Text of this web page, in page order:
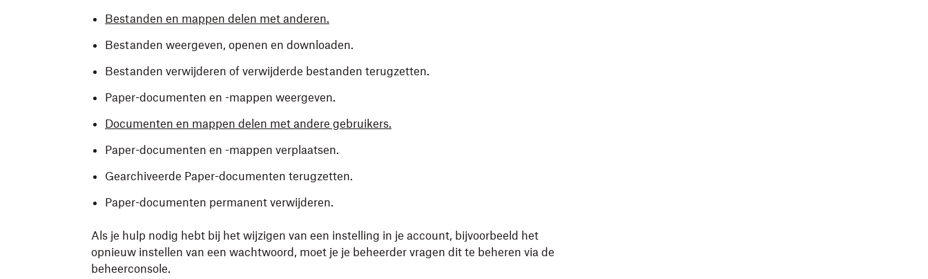
Bestanden en mappen delen met anderen.
Bestanden weergeven, openen en downloaden.
Bestanden verwijderen of verwijderde bestanden terugzetten.
Paper-documenten en -mappen weergeven.
Documenten en mappen delen met andere gebruikers.
Paper-documenten en -mappen verplaatsen.
Gearchiveerde Paper-documenten terugzetten.
Paper-documenten permanent verwijderen.
Als je hulp nodig hebt bij het wijzigen van een instelling in je account, bijvoorbeeld het
opnieuw instellen van een wachtwoord, moet je je beheerder vragen dit te beheren via de
beheerconsole.